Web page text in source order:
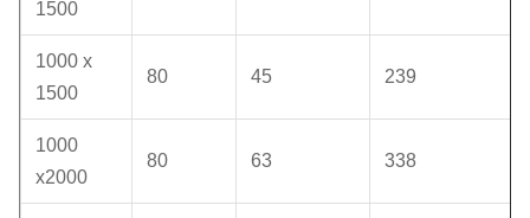
1500
1000 x
1500
80 45 239
1000
x2000
80 63 338